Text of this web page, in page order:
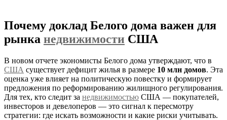
Почему доклад Белого дома важен для
рынка недвижимости США
В новом отчете экономисты Белого дома утверждают, что в
США существует дефицит жилья в размере 10 млн домов. Эта
оценка уже влияет на политическую повестку и формирует
предложения по реформированию жилищного регулирования.
Для тех, кто следит за недвижимостью США — покупателей,
инвесторов и девелоперов — это сигнал к пересмотру
стратегии: где искать возможности и какие риски учитывать.